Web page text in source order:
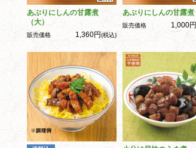
あぶりにしんの甘露煮
（大）
販売価格 1,360円(税込)
あぶりにしんの甘露煮
販売価格 1,000円